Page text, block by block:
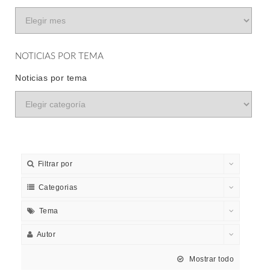
NOTICIAS POR TEMA
Noticias por tema
Filtrar por
Categorias
Tema
Autor
Mostrar todo